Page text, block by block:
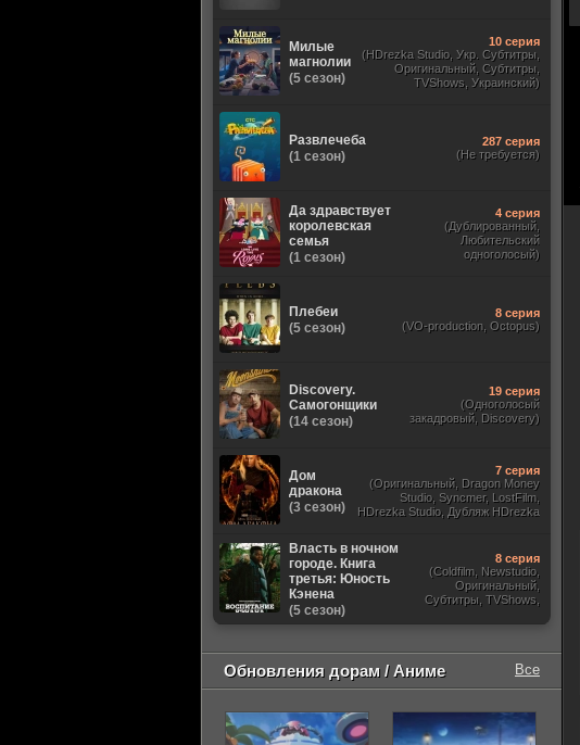
Милые
магнолии
(5 сезон)
10 серия
(HDrezka Studio, Укр. Субтитры,
Оригинальный, Субтитры,
TVShows, Украинский)
Развлечеба
(1 сезон)
287 серия
(Не требуется)
Да здравствует
королевская
семья
(1 сезон)
4 серия
(Дублированный,
Любительский
одноголосый)
Плебеи
(5 сезон)
8 серия
(VO-production, Octopus)
Discovery.
Самогонщики
(14 сезон)
19 серия
(Одноголосый
закадровый, Discovery)
Дом
дракона
(3 сезон)
7 серия
(Оригинальный, Dragon Money
Studio, Syncmer, LostFilm,
HDrezka Studio, Дубляж HDrezka
Власть в ночном
городе. Книга
третья: Юность
Кэнена
(5 сезон)
8 серия
(Coldfilm, Newstudio,
Оригинальный,
Субтитры, TVShows,
Обновления дорам / Аниме Все